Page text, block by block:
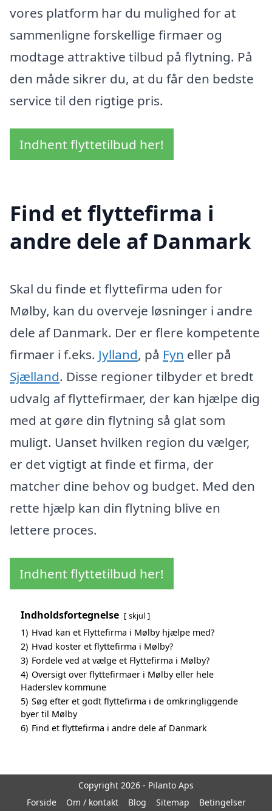
vores platform har du mulighed for at
sammenligne forskellige firmaer og
modtage attraktive tilbud på flytning. På
den måde sikrer du, at du får den bedste
service til den rigtige pris.
Indhent flyttetilbud her!
Find et flyttefirma i
andre dele af Danmark
Skal du finde et flyttefirma uden for
Mølby, kan du overveje løsninger i andre
dele af Danmark. Der er flere kompetente
firmaer i f.eks. Jylland, på Fyn eller på
Sjælland. Disse regioner tilbyder et bredt
udvalg af flyttefirmaer, der kan hjælpe dig
med at gøre din flytning så glat som
muligt. Uanset hvilken region du vælger,
er det vigtigt at finde et firma, der
matcher dine behov og budget. Med den
rette hjælp kan din flytning blive en
lettere proces.
Indhent flyttetilbud her!
Indholdsfortegnelse skjul
1) Hvad kan et Flyttefirma i Mølby hjælpe med?
2) Hvad koster et flyttefirma i Mølby?
3) Fordele ved at vælge et Flyttefirma i Mølby?
4) Oversigt over flyttefirmaer i Mølby eller hele
Haderslev kommune
5) Søg efter et godt flyttefirma i de omkringliggende
byer til Mølby
6) Find et flyttefirma i andre dele af Danmark
Copyright 2026 - Pilanto Aps
Forside
Om / kontakt Blog Sitemap Betingelser